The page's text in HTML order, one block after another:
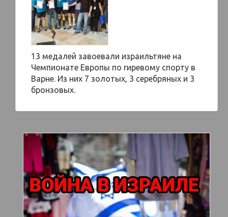
13 медалей завоевали израильтяне на
Чемпионате Европы по гиревому спорту в
Варне. Из них 7 золотых, 3 серебряных и 3
бронзовых.